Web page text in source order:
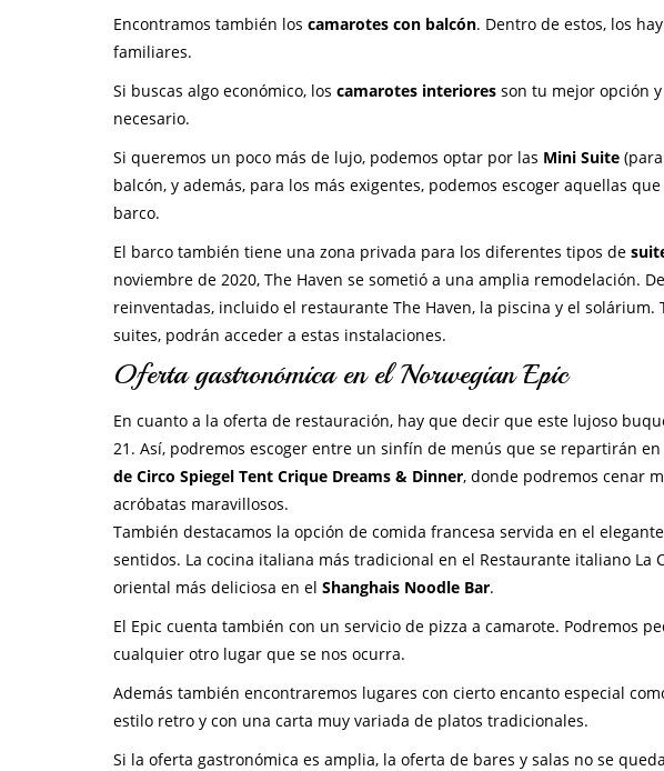
Encontramos también los camarotes con balcón. Dentro de estos, los
familiares.
Si buscas algo económico, los camarotes interiores son tu mejor opción
necesario.
Si queremos un poco más de lujo, podemos optar por las Mini Suite
balcón, y además, para los más exigentes, podemos escoger aquellas
barco.
El barco también tiene una zona privada para los diferentes tipos de
noviembre de 2020, The Haven se sometió a una amplia remodelación.
reinventadas, incluido el restaurante The Haven, la piscina y el
suites, podrán acceder a estas instalaciones.
Oferta gastronómica en el Norwegian Epic
En cuanto a la oferta de restauración, hay que decir que este lujoso
21. Así, podremos escoger entre un sinfín de menús que se repartirán
de Circo Spiegel Tent Crique Dreams & Dinner, donde podremos cenar
acróbatas maravillosos.
También destacamos la opción de comida francesa servida en el elegante
sentidos. La cocina italiana más tradicional en el Restaurante italiano
oriental más deliciosa en el Shanghais Noodle Bar.
El Epic cuenta también con un servicio de pizza a camarote. Podremos
cualquier otro lugar que se nos ocurra.
Además también encontraremos lugares con cierto encanto especial
estilo retro y con una carta muy variada de platos tradicionales.
Si la oferta gastronómica es amplia, la oferta de bares y salas no se